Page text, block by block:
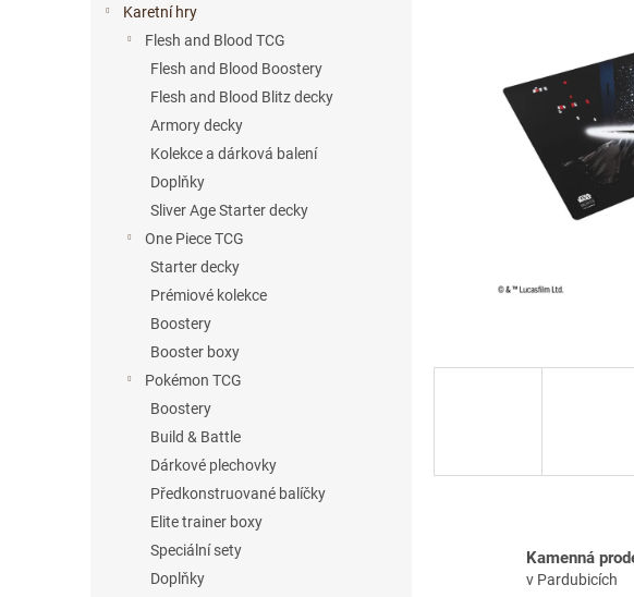
Karetní hry
Flesh and Blood TCG
Flesh and Blood Boostery
Flesh and Blood Blitz decky
Armory decky
Kolekce a dárková balení
Doplňky
Sliver Age Starter decky
One Piece TCG
Starter decky
Prémiové kolekce
Boostery
Booster boxy
Pokémon TCG
Boostery
Build & Battle
Dárkové plechovky
Předkonstruované balíčky
Elite trainer boxy
Speciální sety
Doplňky
Kamenná
v Pardubicích